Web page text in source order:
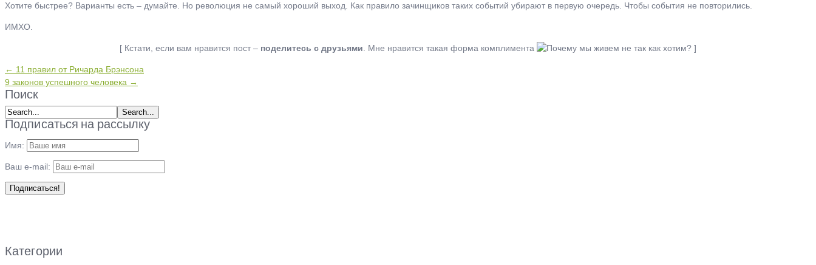
Хотите быстрее? Варианты есть – думайте. Но революция не самый хороший выход. Как правило зачинщиков таких событий убирают в первую очередь. Чтобы события не повторились.
ИМХО.
[ Кстати, если вам нравится пост – поделитесь с друзьями . Мне нравится такая форма комплимента ]
← 11 правил от Ричарда Брэнсона
9 законов успешного человека →
Поиск
Подписаться на рассылку
Имя:
Ваш e-mail:
Категории